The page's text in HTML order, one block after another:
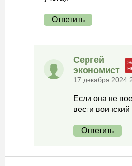
Ответить
Сергей
экономист
17 декабря 2024
Если она не
вести
Ответить